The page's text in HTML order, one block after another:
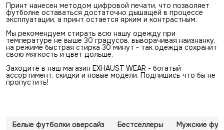
Принт нанесен методом цифровой печати, что позволяет
футболке оставаться достаточно дышащей в процессе
эксплуатации, а принт остается ярким и контрастным.
Мы рекомендуем стирать всю нашу одежду при
температуре не выше 30 градусов, выворачивая наизнанку,
на режиме быстрая стирка 30 минут - так одежда сохранит
свою мягкость и цвет дольше.
Заходите в наш магазин EXHAUST WEAR - богатый
ассортимент, скидки и новые модели. Подпишись что бы не
пропустить!
Белые футболки оверсайз Бестселлеры Мужские